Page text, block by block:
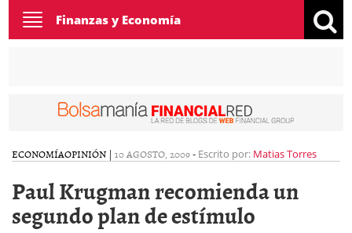
Toggle
navigation
Finanzas y Economía
ECONOMÍAOPINIÓN | 10 AGOSTO, 2009- Escrito por: Matias Torres
Paul Krugman recomienda un
segundo plan de estímulo